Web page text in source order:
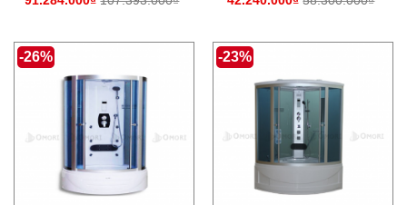
0
sao
0
-26% -23%